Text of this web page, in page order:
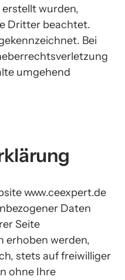
wurden,
Dritter beachtet.
Bei
umgehend
www.ceexpert.de
Daten
Seite
erhoben werden,
stets auf freiwilliger
ohne Ihre